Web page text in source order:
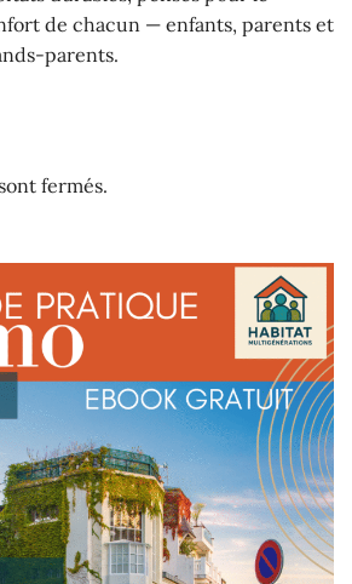
de chacun — enfants, parents et
parents.
fermés.